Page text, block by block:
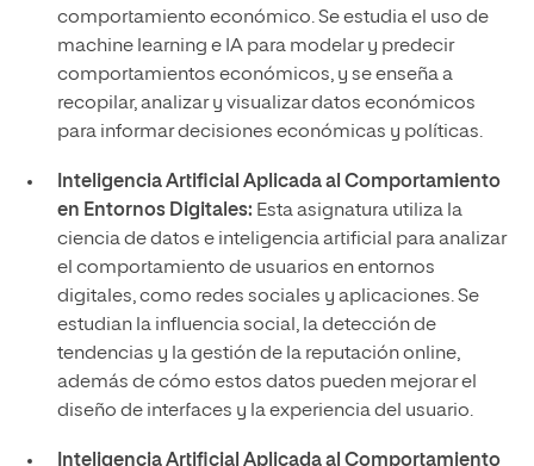
comportamiento económico. Se estudia el uso de
machine learning e IA para modelar y predecir
comportamientos económicos, y se enseña a
recopilar, analizar y visualizar datos económicos
para informar decisiones económicas y políticas.
Inteligencia Artificial Aplicada al Comportamiento
en Entornos Digitales: Esta asignatura utiliza la
ciencia de datos e inteligencia artificial para analizar
el comportamiento de usuarios en entornos
digitales, como redes sociales y aplicaciones. Se
estudian la influencia social, la detección de
tendencias y la gestión de la reputación online,
además de cómo estos datos pueden mejorar el
diseño de interfaces y la experiencia del usuario.
Inteligencia Artificial Aplicada al Comportamiento